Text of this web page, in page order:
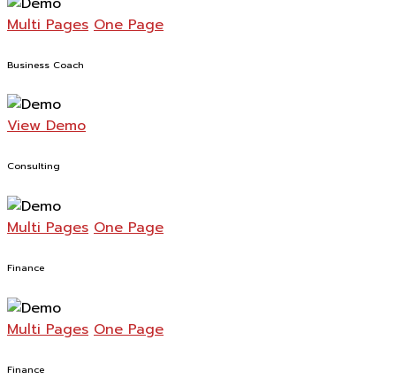
Multi Pages One Page
Business Coach
View Demo
Consulting
Multi Pages One Page
Finance
Multi Pages One Page
Finance